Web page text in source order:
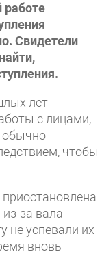
Свидетели
лет
с лицами,
обычно
чтобы
за вала
не успевали их
вновь